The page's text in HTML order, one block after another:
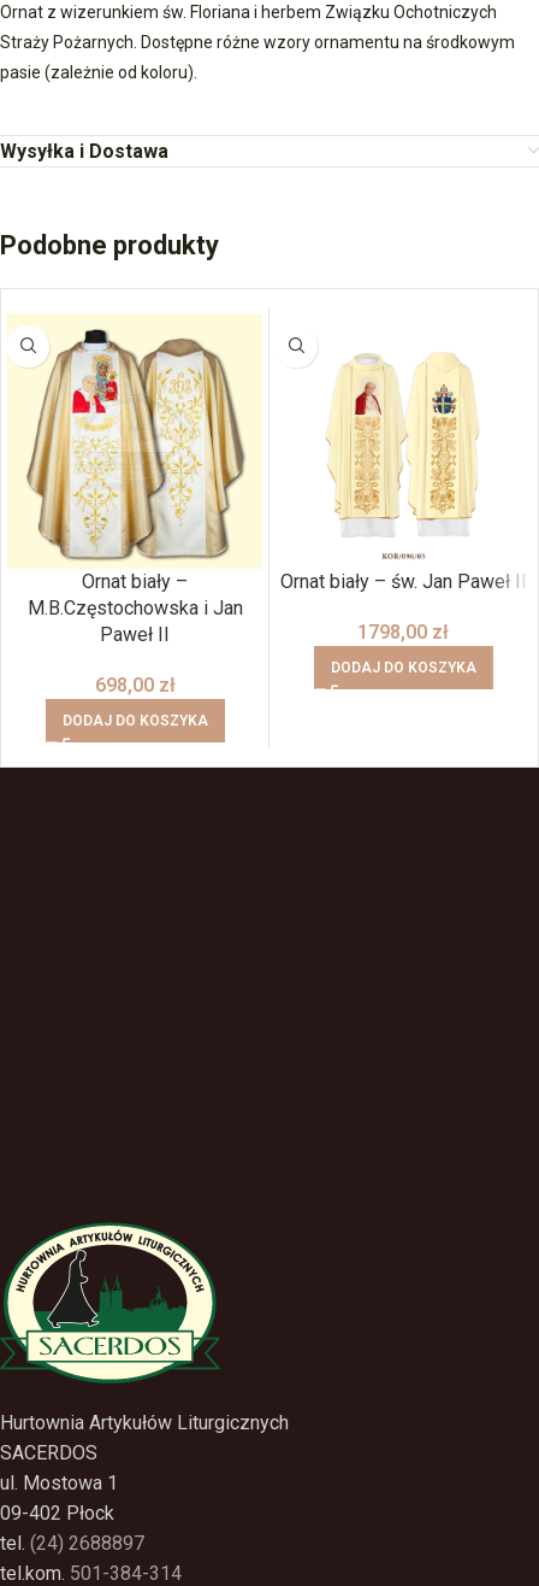
Ornat z wizerunkiem św. Floriana i herbem Związku Ochotniczych
Straży Pożarnych. Dostępne różne wzory ornamentu na środkowym
pasie (zależnie od koloru).
Wysyłka i Dostawa
Podobne produkty
Ornat biały –
M.B.Częstochowska i Jan
Paweł II
698,00 zł
DODAJ DO KOSZYKA
Ornat biały – św. Jan Paweł II
1798,00 zł
DODAJ DO KOSZYKA
Hurtownia Artykułów Liturgicznych
SACERDOS
ul. Mostowa 1
09-402 Płock
tel. (24) 2688897
tel.kom. 501-384-314